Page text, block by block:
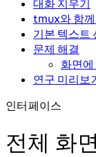
대화 지우기
tmux와 함
기본 텍스트
문제 해결
화면
연구 미리보
인터페이스
전체 화